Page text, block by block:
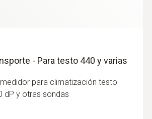
- Para testo 440 y varias
para climatización testo
dP y otras sondas